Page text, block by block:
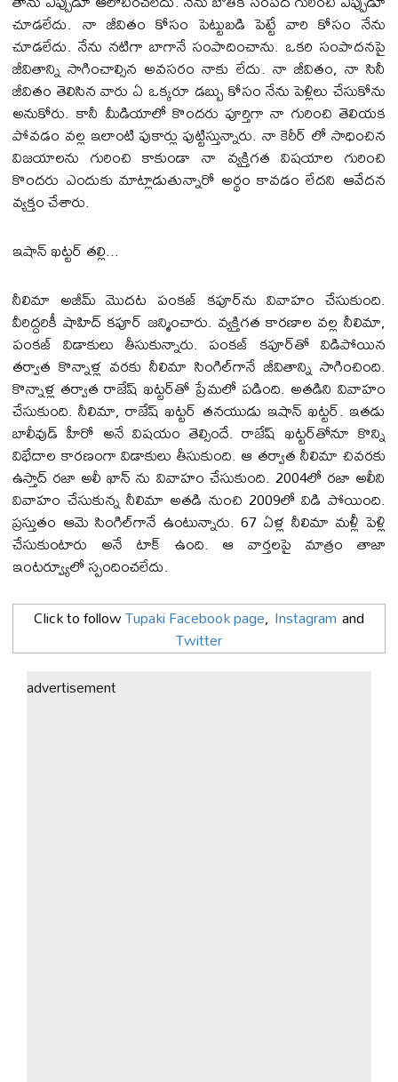
చూడలేదు. నా జీవితం కోసం పెట్టుబడి పెట్టే వారి కోసం నేను
చూడలేదు. నేను నటిగా బాగానే సంపాదించాను. ఒకరి సంపాదనపై
జీవితాన్ని సాగించాల్సిన అవసరం నాకు లేదు. నా జీవితం, నా సినీ
జీవితం తెలిసిన వారు ఏ ఒక్కరూ డబ్బు కోసం నేను పెళ్లిలు చేసుకోను
అనుకోరు. కానీ మీడియాలో కొందరు పూర్తిగా నా గురించి తెలియక
పోవడం వల్ల ఇలాంటి పుకార్లు పుట్టిస్తున్నారు. నా కెరీర్‌ లో సాధించిన
విజయాలను గురించి కాకుండా నా వ్యక్తిగత విషయాల గురించి
కొందరు ఎందుకు మాట్లాడుతున్నారో అర్థం కావడం లేదని ఆవేదన
వ్యక్తం చేశారు.
ఇషాన్ ఖట్టర్ తల్లి...
నీలిమా అజీమ్‌ మొదట పంకజ్ కపూర్‌ను వివాహం చేసుకుంది.
వీరిద్దరికీ షాహిద్‌ కపూర్‌ జన్మించారు. వ్యక్తిగత కారణాల వల్ల నీలిమా,
పంకజ్ విడాకులు తీసుకున్నారు. పంకజ్‌ కపూర్‌తో విడిపోయిన
తర్వాత కొన్నాళ్ల వరకు నీలిమా సింగిల్‌గానే జీవితాన్ని సాగించింది.
కొన్నాళ్ల తర్వాత రాజేష్‌ ఖట్టర్‌తో ప్రేమలో పడింది. అతడిని వివాహం
చేసుకుంది. నీలిమా, రాజేష్ ఖట్టర్‌ తనయుడు ఇషాన్ ఖట్టర్‌. ఇతడు
బాలీవుడ్‌ హీరో అనే విషయం తెల్సిందే. రాజేష్ ఖట్టర్‌తోనూ కొన్ని
విభేదాల కారణంగా విడాకులు తీసుకుంది. ఆ తర్వాత నీలిమా చివరకు
ఉస్తాద్‌ రజా అలీ ఖాన్‌ ను వివాహం చేసుకుంది. 2004లో రజా అలీని
వివాహం చేసుకున్న నీలిమా అతడి నుంచి 2009లో విడి పోయింది.
ప్రస్తుతం ఆమె సింగిల్‌గానే ఉంటున్నారు. 67 ఏళ్ల నీలిమా మళ్లీ పెళ్లి
చేసుకుంటారు అనే టాక్‌ ఉంది. ఆ వార్తలపై మాత్రం తాజా
ఇంటర్వ్యూలో స్పందించలేదు.
Click to followTupaki Facebook page, Instagram and
Twitter
advertisement